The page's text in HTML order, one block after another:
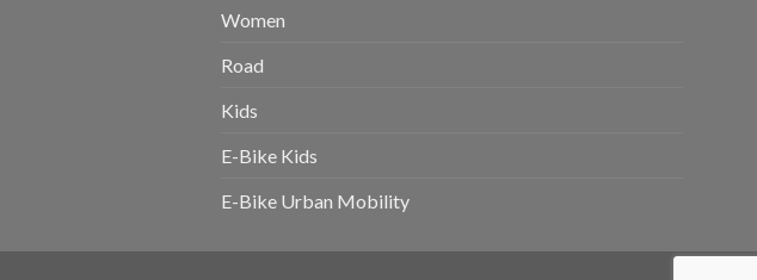
Women
Road
Kids
E-Bike Kids
E-Bike Urban Mobility